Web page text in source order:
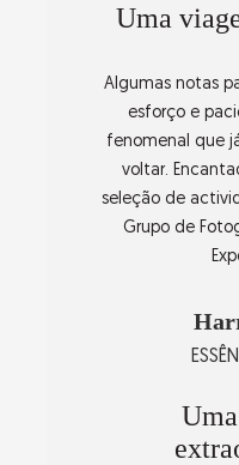
Uma
Algumas notas
esforço e
fenomenal que
voltar.
seleção de
Grupo de